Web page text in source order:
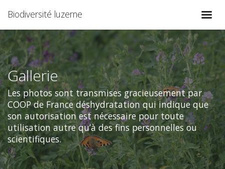
Biodiversité luzerne
Gallerie
Les photos sont transmises gracieusement par
COOP de France déshydratation qui indique que
son autorisation est nécessaire pour toute
utilisation autre qu’à des fins personnelles ou
scientifiques.